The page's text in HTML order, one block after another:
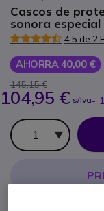
Cascos de
sonora
4.5 de 2
AHORRA 40,00 €
145,15 €
104,95 € s/Iva-
Cantidad